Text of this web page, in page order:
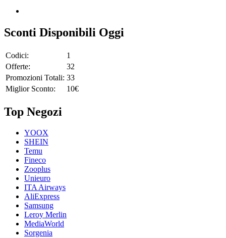
Sconti Disponibili Oggi
Codici:
1
Offerte:
32
Promozioni Totali: 33
Miglior Sconto:
10€
Top Negozi
YOOX
SHEIN
Temu
Fineco
Zooplus
Unieuro
ITA Airways
AliExpress
Samsung
Leroy Merlin
MediaWorld
Sorgenia